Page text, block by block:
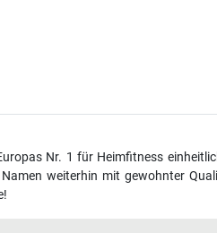
Nr. 1 für Heimfitness
weiterhin mit gewohnter